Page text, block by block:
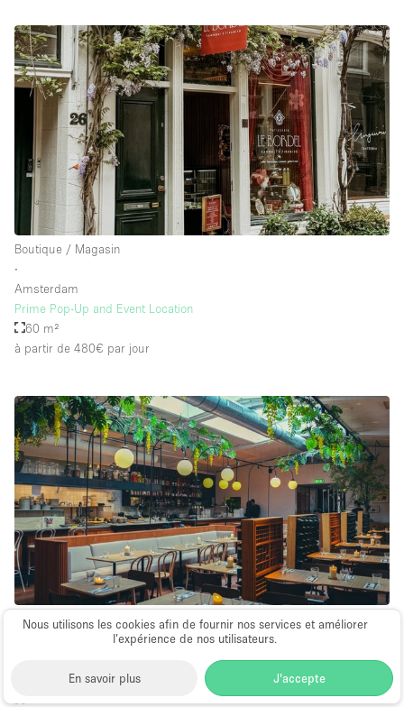
Nous utilisons les cookies afin de fournir nos services et améliorer
l’expérience de nos utilisateurs.
En savoir plus J'accepte
Boutique / Magasin
∙
Amsterdam
Prime Pop-Up and Event Location
60 m²
à partir de 480€ par jour
Restaurant / Bar / Café
Restaurant & Cocktailbar